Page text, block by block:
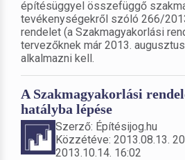
építésüggyel összefüggő
tevékenységekről szóló 266/
rendelet (a Szakmagyakorlási
tervezőknek már 2013.
alkalmazni kell.
A Szakmagyakorlási
hatályba lépése
Szerző: Építésijog.hu
Közzétéve: 2013.08.13.
2013.10.14. 16:02